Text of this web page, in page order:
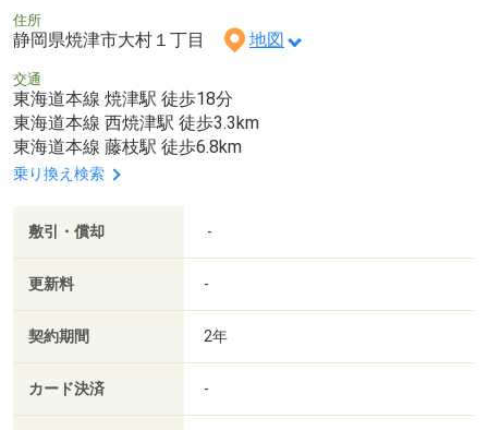
住所
静岡県焼津市大村１丁目 地図
交通
東海道本線 焼津駅 徒歩18分
東海道本線 西焼津駅 徒歩3.3km
東海道本線 藤枝駅 徒歩6.8km
乗り換え検索
敷引・償却 -
更新料 -
契約期間 2年
カード決済 -